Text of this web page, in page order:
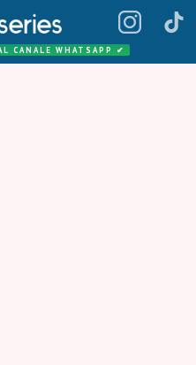
CANALE WHATSAPP ✔